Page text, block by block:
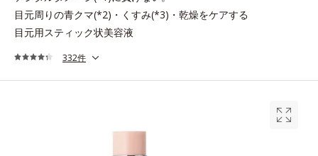
目元周りの青クマ(*2)・くすみ(*3)・乾燥をケアする
目元用スティック状美容液
332件